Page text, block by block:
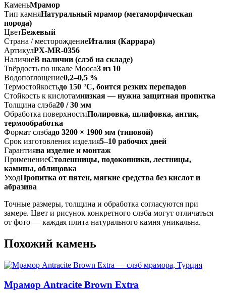
КаменьМрамор
Тип камняНатуральный мрамор (метаморфическая
порода)
ЦветБежевый
Страна / месторождениеИталия (Каррара)
АртикулPX-MR-0356
НаличиеВ наличии (слэб на складе)
Твёрдость по шкале Мооса3 из 10
Водопоглощение0,2–0,5 %
Термостойкостьдо 150 °C, боится резких перепадов
Стойкость к кислотамнизкая — нужна защитная пропитка
Толщина слэба20 / 30 мм
Обработка поверхностиПолировка, шлифовка, антик,
термообработка
Формат слэбадо 3200 × 1900 мм (типовой)
Срок изготовления изделия5–10 рабочих дней
Гарантияна изделие и монтаж
ПрименениеСтолешницы, подоконники, лестницы,
камины, облицовка
УходПропитка от пятен, мягкие средства без кислот и
абразива
Точные размеры, толщина и обработка согласуются при
замере. Цвет и рисунок конкретного слэба могут отличаться
от фото — каждая плита натурального камня уникальна.
Похожий камень
Мрамор Antracite Brown Extra